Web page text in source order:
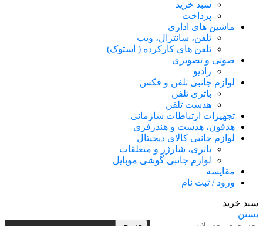
سبد خرید
پرداخت
ماشین های اداری
تلفن، سانترال، ویپ
تلفن های کارکرده ( استوک)
صوتی و تصویری
رادیو
لوازم جانبی تلفن و فکس
باتری تلفن
هدست تلفن
تجهیزات ارتباطات سازمانی
هدفون، هدست و هندزفری
لوازم جانبی کالای دیجیتال
باتری، شارژر و متعلقات
لوازم جانبی گوشی موبایل
مقایسه
ورود / ثبت نام
سبد خرید
بستن